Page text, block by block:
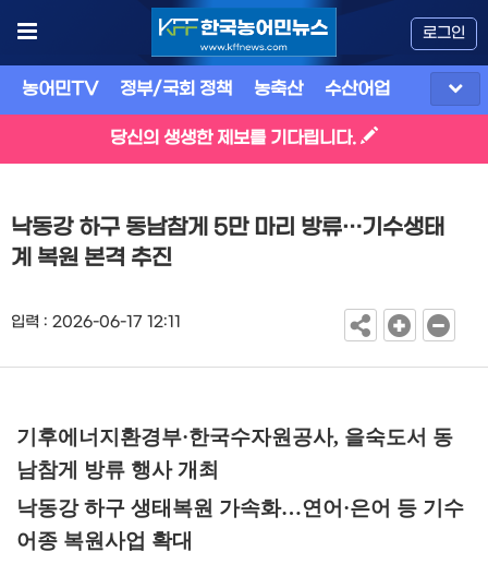
로그인
농어민TV 정부/국회 정책 농축산 수산어업
당신의 생생한 제보를 기다립니다.
낙동강 하구 동남참게 5만 마리 방류…기수생태
계 복원 본격 추진
입력 : 2026-06-17 12:11
기후에너지환경부·한국수자원공사, 을숙도서 동
남참게 방류 행사 개최
낙동강 하구 생태복원 가속화…연어 ·은어 등 기수
어종 복원사업 확대